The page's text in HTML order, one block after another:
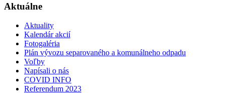
Aktuálne
Aktuality
Kalendár akcií
Fotogaléria
Plán vývozu separovaného a komunálneho odpadu
Voľby
Napísali o nás
COVID INFO
Referendum 2023